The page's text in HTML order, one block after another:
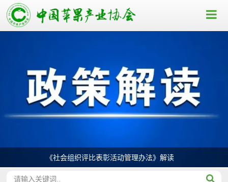
《社会组织评比表彰活动管理办法》解读